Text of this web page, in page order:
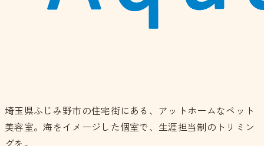
埼玉県ふじみ野市の住宅街にある、アットホームなペット
美容室。海をイメージした個室で、生涯担当制のトリミン